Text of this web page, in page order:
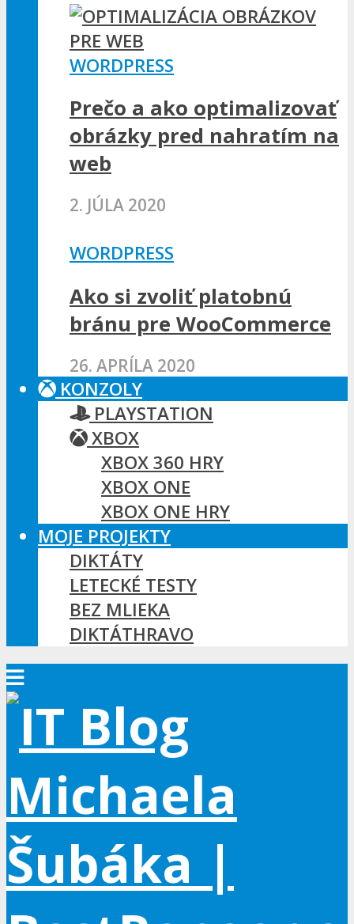
WORDPRESS
Prečo a ako optimalizovať
obrázky pred nahratím na
web
2. JÚLA 2020
WORDPRESS
Ako si zvoliť platobnú
bránu pre WooCommerce
26. APRÍLA 2020
KONZOLY
PLAYSTATION
XBOX
XBOX 360 HRY
XBOX ONE
XBOX ONE HRY
MOJE PROJEKTY
DIKTÁTY
LETECKÉ TESTY
BEZ MLIEKA
DIKTÁTHRAVO